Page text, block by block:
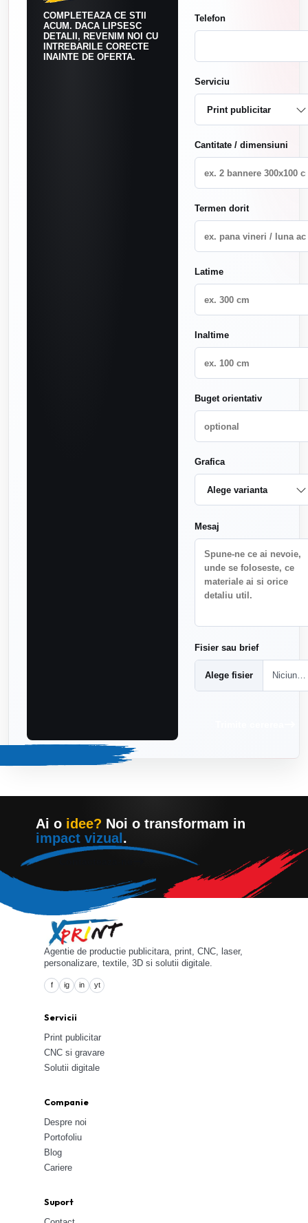
COMPLETEAZA CE STII
ACUM. DACA LIPSESC
DETALII, REVENIM NOI CU
INTREBARILE CORECTE
INAINTE DE OFERTA.
Telefon
Serviciu
Cantitate / dimensiuni
Termen dorit
Latime
Inaltime
Buget orientativ
Grafica
Mesaj
Fisier sau brief
Alege fisier Niciun fisier ales
Ai o idee? Noi o transformam in
impact vizual .
Agentie de productie publicitara, print, CNC, laser,
personalizare, textile, 3D si solutii digitale.
f ig in yt
Servicii
Print publicitar
CNC si gravare
Solutii digitale
Companie
Despre noi
Portofoliu
Blog
Cariere
Suport